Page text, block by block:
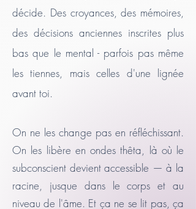
décide. Des croyances, des mémoires,
des décisions anciennes inscrites plus
bas que le mental - parfois pas même
les tiennes, mais celles d'une lignée
avant toi.
On ne les change pas en réfléchissant.
On les libère en ondes thêta, là où le
subconscient devient accessible — à la
racine, jusque dans le corps et au
niveau de l'âme. Et ça ne se lit pas, ça